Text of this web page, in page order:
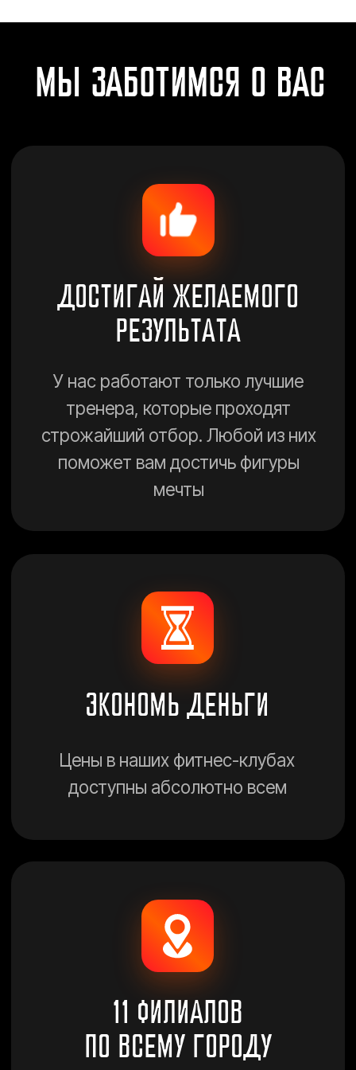
поможет вам достичь фигуры
ЭКОНОМЬ ДЕНЬГИ
Цены в наших фитнес-клубах
доступны абсолютно всем
11 ФИЛИАЛОВ
ПО ВСЕМУ ГОРОДУ
Тренируйся, возле дома,
работы, учебы